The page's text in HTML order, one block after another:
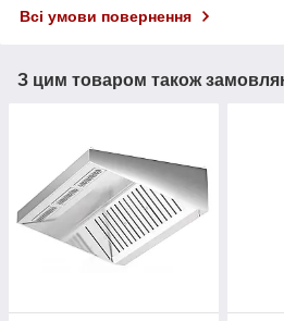
Всі умови повернення
З цим товаром також